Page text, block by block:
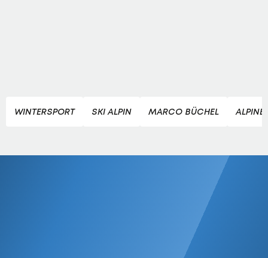
WINTERSPORT SKI ALPIN MARCO BÜCHEL